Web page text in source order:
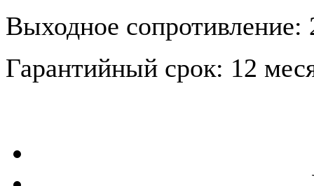
Выходное
Гарантийный срок: 12